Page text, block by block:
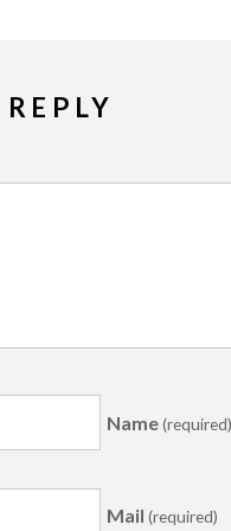
Name
Mail(required)